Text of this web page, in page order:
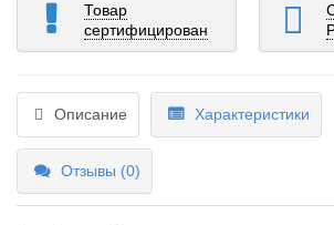
Товар
сертифицирован
Описание Характеристики
Отзывы (0)